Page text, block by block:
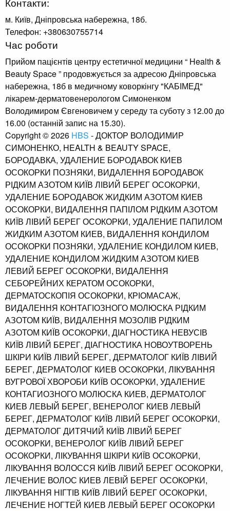
м. Київ, Дніпровська набережна, 18б.
Телефон: +380630755714
Час роботи
Прийом пацієнтів центру естетичної медицини “ Health &
Beauty Space ” продовжується за адресою Дніпровська
набережна, 18б в медичному коворкінгу "КАБІМЕД"
лікарем-дерматовенерологом Симоненком
Володимиром Євгеновичем у середу та суботу з 12.00 до
16.00 (останній запис на 15.30).
Copyright © 2026 HBS - ДОКТОР ВОЛОДИМИР
СИМОНЕНКО, HEALTH & BEAUTY SPACE,
БОРОДАВКА, УДАЛЕНИЕ БОРОДАВОК КИЕВ
ОСОКОРКИ ПОЗНЯКИ, ВИДАЛЕННЯ БОРОДАВОК
РІДКИМ АЗОТОМ КИЇВ ЛІВИЙ БЕРЕГ ОСОКОРКИ,
УДАЛЕНИЕ БОРОДАВОК ЖИДКИМ АЗОТОМ КИЕВ
ОСОКОРКИ, ВИДАЛЕННЯ ПАПІЛОМ РІДКИМ АЗОТОМ
КИЇВ ЛІВИЙ БЕРЕГ ОСОКОРКИ, УДАЛЕНИЕ ПАПИЛОМ
ЖИДКИМ АЗОТОМ КИЕВ, ВИДАЛЕННЯ КОНДИЛОМ
ОСОКОРКИ ПОЗНЯКИ, УДАЛЕНИЕ КОНДИЛОМ КИЕВ,
УДАЛЕНИЕ КОНДИЛОМ ЖИДКИМ АЗОТОМ КИЕВ
ЛЕВИЙ БЕРЕГ ОСОКОРКИ, ВИДАЛЕННЯ
СЕБОРЕЙНИХ КЕРАТОМ ОСОКОРКИ,
ДЕРМАТОСКОПІЯ ОСОКОРКИ, КРІОМАСАЖ,
ВИДАЛЕННЯ КОНТАГІОЗНОГО МОЛЮСКА РІДКИМ
АЗОТОМ КИЇВ, ВИДАЛЕННЯ МОЗОЛІВ РІДКИМ
АЗОТОМ КИЇВ ОСОКОРКИ, ДІАГНОСТИКА НЕВУСІВ
КИЇВ ЛІВИЙ БЕРЕГ, ДІАГНОСТИКА НОВОУТВОРЕНЬ
ШКІРИ КИЇВ ЛІВИЙ БЕРЕГ, ДЕРМАТОЛОГ КИЇВ ЛІВИЙ
БЕРЕГ, ДЕРМАТОЛОГ КИЕВ ОСОКОРКИ, ЛІКУВАННЯ
ВУГРОВОЇ ХВОРОБИ КИЇВ ОСОКОРКИ, УДАЛЕНИЕ
КОНТАГИОЗНОГО МОЛЮСКА КИЕВ, ДЕРМАТОЛОГ
КИЕВ ЛЕВЫЙ БЕРЕГ, ВЕНЕРОЛОГ КИЕВ ЛЕВЫЙ
БЕРЕГ, ДЕРМАТОЛОГ КИЇВ ЛІВИЙ БЕРЕГ ОСОКОРКИ,
ДЕРМАТОЛОГ ДИТЯЧИЙ КИЇВ ЛІВИЙ БЕРЕГ
ОСОКОРКИ, ВЕНЕРОЛОГ КИЇВ ЛІВИЙ БЕРЕГ
ОСОКОРКИ, ЛІКУВАННЯ ШКІРИ КИЇВ ОСОКОРКИ,
ЛІКУВАННЯ ВОЛОССЯ КИЇВ ЛІВИЙ БЕРЕГ ОСОКОРКИ,
ЛЕЧЕНИЕ ВОЛОС КИЕВ ЛЕВІЙ БЕРЕГ ОСОКОРКИ,
ЛІКУВАННЯ НІГТІВ КИЇВ ЛІВИЙ БЕРЕГ ОСОКОРКИ,
ЛЕЧЕНИЕ НОГТЕЙ КИЕВ ЛЕВЫЙ БЕРЕГ ОСОКОРКИ